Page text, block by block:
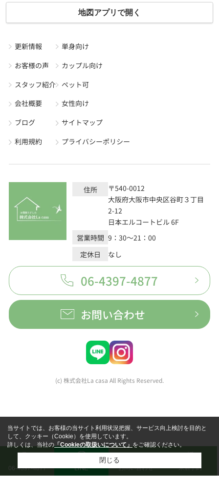
地図アプリで開く
更新情報
お客様の声
スタッフ紹介
会社概要
ブログ
利用規約
単身向け
カップル向け
ペット可
女性向け
サイトマップ
プライバシーポリシー
住所
〒540-0012
大阪府大阪市中央区谷町３丁目
2-12
日本エルコートビル 6F
営業時間 9：30～21：00
定休日
なし
06-4397-4877
お問い合わせ
(c) 株式会社La casa All Rights Reserved.
06-4397-4877 LINE お問い合わせ 来店予約
当サイトでは、お客様の当サイト利用状況把握、サービス向上検討を目的と
して、クッキー（Cookie）を使用しています。
詳しくは、当社の「Cookieの取扱いについて」をご確認ください。
閉じる